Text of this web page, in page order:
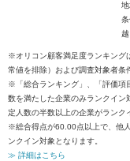
※オリコン顧客満足度ランキング
常値を排除）および調査対象者条
※「総合ランキング」、「評価項
数を満たした企業のみランクイン
定人数の半数以上の企業がランク
※総合得点が60.00点以上で、他
ンクイン対象となります。
≫ 詳細はこちら